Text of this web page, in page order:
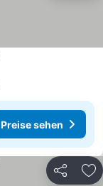
Preise sehen
Teilen